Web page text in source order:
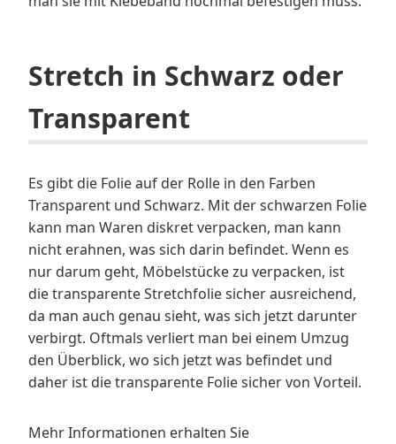
Stretch in Schwarz oder
Transparent
Es gibt die Folie auf der Rolle in den Farben
Transparent und Schwarz. Mit der schwarzen Folie
kann man Waren diskret verpacken, man kann
nicht erahnen, was sich darin befindet. Wenn es
nur darum geht, Möbelstücke zu verpacken, ist
die transparente Stretchfolie sicher ausreichend,
da man auch genau sieht, was sich jetzt darunter
verbirgt. Oftmals verliert man bei einem Umzug
den Überblick, wo sich jetzt was befindet und
daher ist die transparente Folie sicher von Vorteil.
Mehr Informationen erhalten Sie